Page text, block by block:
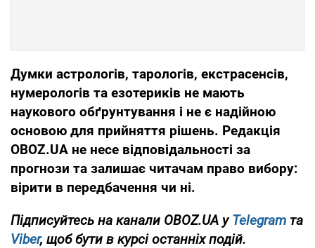
Думки астрологів, тарологів, екстрасенсів,
нумерологів та езотериків не мають
наукового обґрунтування і не є надійною
основою для прийняття рішень. Редакція
OBOZ.UA не несе відповідальності за
прогнози та залишає читачам право вибору:
вірити в передбачення чи ні.
Підписуйтесь на канали OBOZ.UA уTelegram та
Viber, щоб бути в курсі останніх подій.